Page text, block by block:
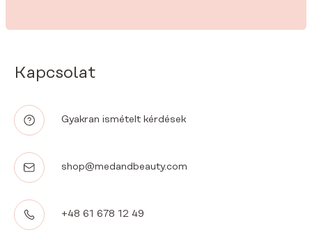
Kapcsolat
Gyakran ismételt kérdések
shop@medandbeauty.com
+48 61 678 12 49